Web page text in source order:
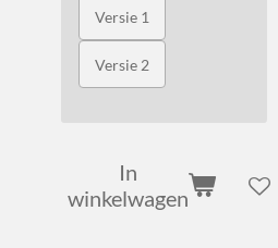
Versie 1
Versie 2
In
winkelwagen